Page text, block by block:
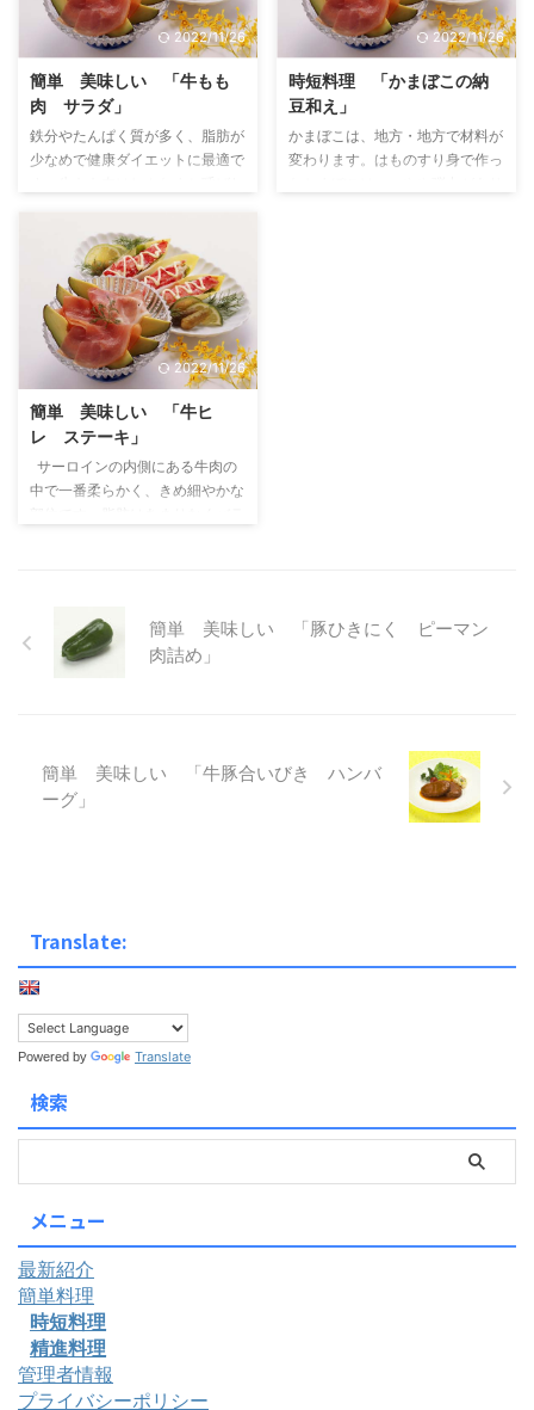
も、価格変動がないのは本当にう
れしいですね。今回の料理は、子
４人前 卵 ３個 塩 少々 ほうれ
ん草 １束 しめじ １パック も
やし 1/4パック 調味料 酒 大さ
じん１杯 醤油 大さじ １杯 砂
200g 玉ねぎ 1 個 青ネギ 1 本
下味 塩 少々 酒 大さじ１杯 調
レシピ 牛肉は一口大に切る 玉ね
ぎは、縦に１cm幅に切る 青ネギ
は、３ｃｍ長さに切る フライパ
ンでサラダ油を熱し、牛肉、玉ね
2022/11/26
簡単 美味しい 「牛もも
肉 サラダ」
鉄分やたんぱく質が多く、脂肪が
少なめで健康ダイエットに最適で
のですが、すきやき、揚げ物、煮
込みなどがお薦めです。赤身が少
ない方が柔らかく、赤身が多いと
固い傾向にあります。今回は赤身
の少ない柔らかい、もも肉を使っ
てサラダを作ってみます。 材
料 （４人前） 薄切り牛もも
マト １個 貝割れ大根 １束 ラ
ディッシュ ２個 クレソン】１
束 ドレッシング サラダ油
120cc 酢 小さじ 1杯 レモン
2022/11/26
時短料理 「かまぼこの納
豆和え」
かまぼこは、地方・地方で材料が
変わります。はものすり身で作っ
2022/11/26
簡単 美味しい 「牛ヒ
レ ステーキ」
サーロインの内側にある牛肉の
中で一番柔らかく、きめ細やかな
すので注意して料理しましょう。
今回は、コクのあるソースをつか
40g ソース ブランデー 50cc ブ
イヨン 120cc 生クリーム
簡単 美味しい 「豚ひきにく ピーマン
肉詰め」
簡単 美味しい 「牛豚合いびき ハンバ
ーグ」
Translate:
Powered by Translate
検索
メニュー
最新紹介
簡単料理
時短料理
精進料理
管理者情報
プライバシーポリシー